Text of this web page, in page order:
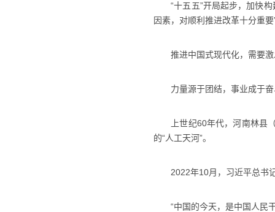
“十五五”开局起步，加快构
因素，对顺利推进改革十分重
推进中国式现代化，需要激
力量源于团结，事业成于奋
上世纪60年代，河南林县（
的“人工天河”。
2022年10月，习近平总书记
“中国的今天，是中国人民干